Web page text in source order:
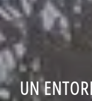
UN